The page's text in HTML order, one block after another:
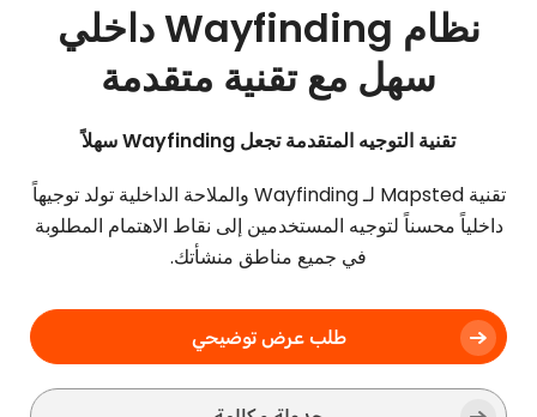
نظام Wayfinding داخلي
سهل مع تقنية متقدمة
تقنية التوجيه المتقدمة تجعل Wayfinding سهلاً
تقنية Mapsted لـ Wayfinding والملاحة الداخلية تولد توجيهاً
داخلياً محسناً لتوجيه المستخدمين إلى نقاط الاهتمام المطلوبة
في جميع مناطق منشأتك.
طلب عرض توضيحي